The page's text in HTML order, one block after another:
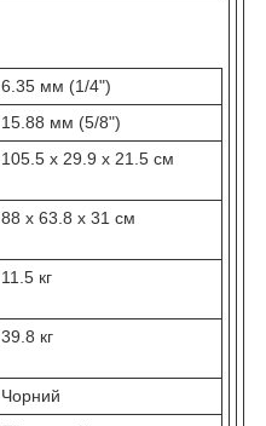
6.35 мм (1/4")
15.88 мм (5/8")
105.5 х 29.9 х 21.5 см
88 х 63.8 х 31 см
11.5 кг
39.8 кг
Чорний